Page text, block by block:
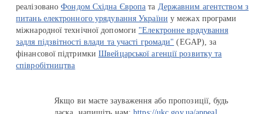
реалізованоФондом Східна Європа та Державним агентством з
питань електронного урядування України у межах програми
міжнародної технічної допомоги "Електронне врядування
задля підзвітності влади та участі громади" (EGAP), за
фінансової підтримкиШвейцарської агенції розвитку та
співробітництва
Якщо ви маєте зауваження або пропозиції, будь